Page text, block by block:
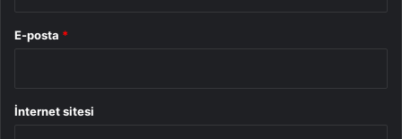
E-posta *
İnternet sitesi